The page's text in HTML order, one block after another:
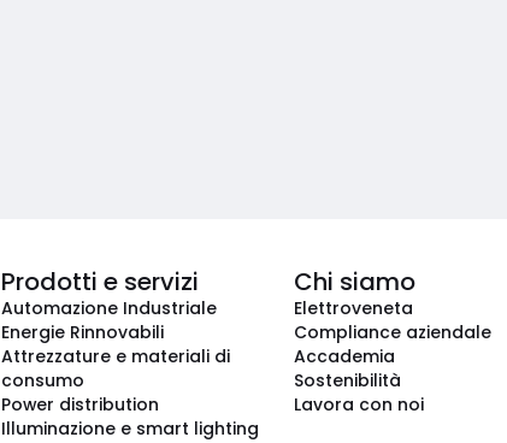
Prodotti e servizi
Automazione Industriale
Energie Rinnovabili
Attrezzature e materiali di
consumo
Power distribution
Illuminazione e smart lighting
Chi siamo
Elettroveneta
Compliance aziendale
Accademia
Sostenibilità
Lavora con noi